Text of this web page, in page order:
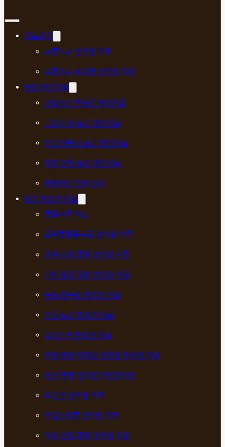
교통사고
교통사고 한의원 치료
교통사고 후유증 한의원 치료
통증 매선치료
교통사고 후유증 매선치료
근육·신경 통증 매선치료
만성·재발성 통증 매선치료
척추·관절 통증 매선치료
통증매선 진료 안내
통증 한의원 치료
통증치료 허브
근막통증증후군 한의원 치료
근육·신경 통증 한의원 치료
기타 통증 질환 한의원 치료
두통·편두통 한의원 치료
만성 통증 한의원 치료
목디스크 한의원 치료
무릎 통증·퇴행성 관절염 한의원 치료
안산 통증 한의원 자민한의원
오십견 한의원 치료
좌골신경통 한의원 치료
척추·관절 통증 한의원 치료